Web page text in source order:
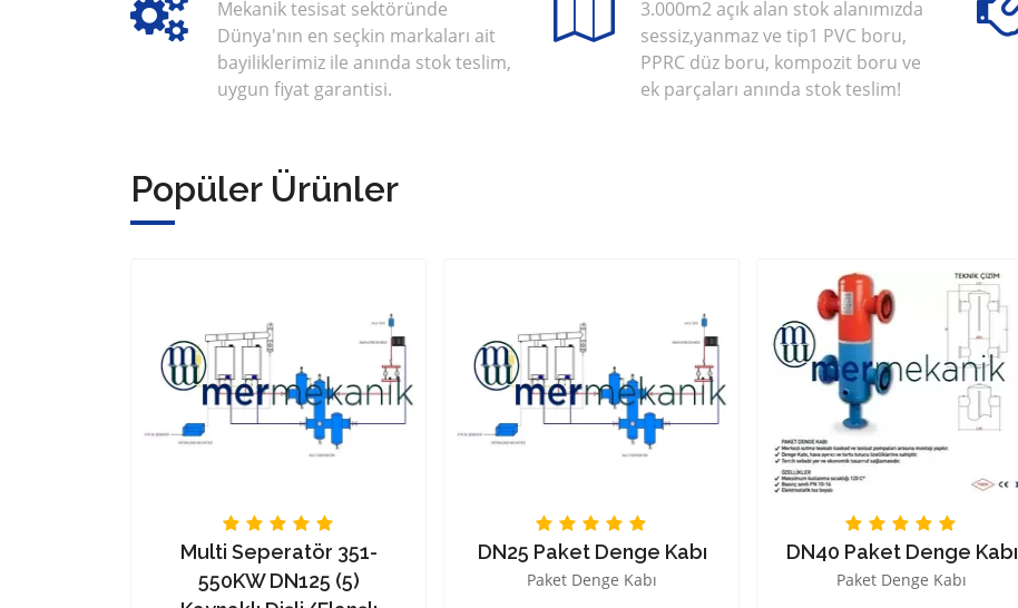
Mekanik tesisat sektöründe
Dünya'nın en seçkin markaları ait
bayiliklerimiz ile anında stok teslim,
uygun fiyat garantisi.
3.000m2 açık alan stok alanımızda
sessiz,yanmaz ve tip1 PVC boru,
PPRC düz boru, kompozit boru ve
ek parçaları anında stok teslim!
Popüler Ürünler
Multi Seperatör 351-
550KW DN125 (5)
DN25 Paket Denge Kabı
Paket Denge Kabı
DN40 Paket Denge Kabı
Paket Denge Kabı